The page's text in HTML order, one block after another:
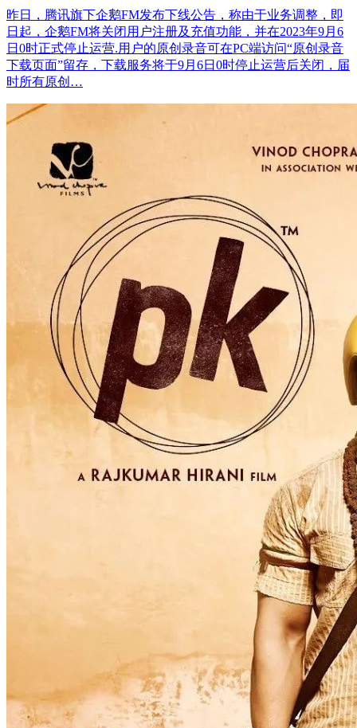
昨日，腾讯旗下企鹅FM发布下线公告，称由于业务调整，即
日起，企鹅FM将关闭用户注册及充值功能，并在2023年9月6
日0时正式停止运营.用户的原创录音可在PC端访问“原创录音
下载页面”留存，下载服务将于9月6日0时停止运营后关闭，届
时所有原创…